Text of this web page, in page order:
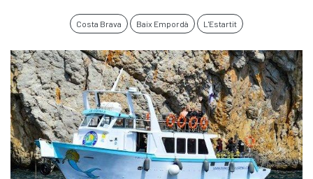
Costa Brava Baix Empordà L'Estartit